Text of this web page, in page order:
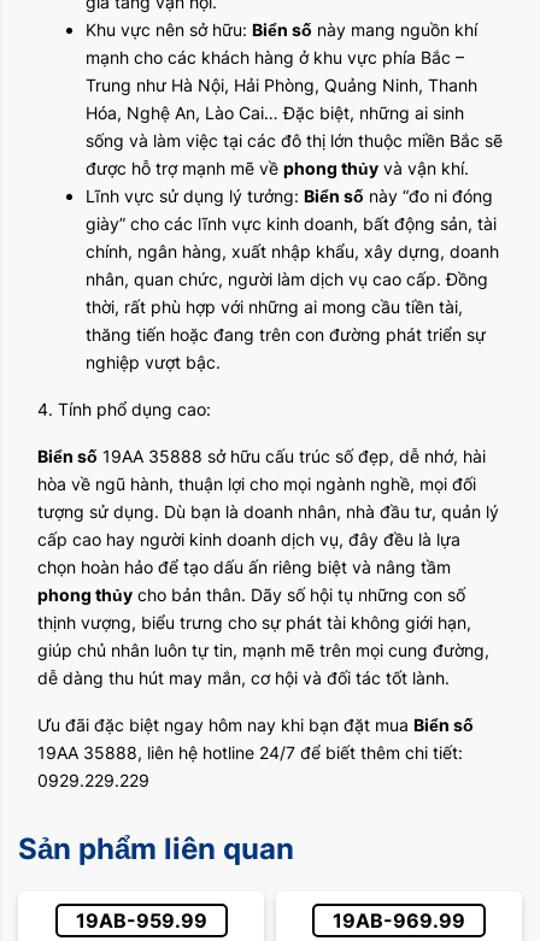
Khu vực nên sở hữu: Biển số này mang nguồn khí
mạnh cho các khách hàng ở khu vực phía Bắc –
Trung như Hà Nội, Hải Phòng, Quảng Ninh, Thanh
Hóa, Nghệ An, Lào Cai… Đặc biệt, những ai sinh
sống và làm việc tại các đô thị lớn thuộc miền Bắc sẽ
được hỗ trợ mạnh mẽ về phong thủy và vận khí.
Lĩnh vực sử dụng lý tưởng: Biển số này “đo ni đóng
giày” cho các lĩnh vực kinh doanh, bất động sản, tài
chính, ngân hàng, xuất nhập khẩu, xây dựng, doanh
nhân, quan chức, người làm dịch vụ cao cấp. Đồng
thời, rất phù hợp với những ai mong cầu tiền tài,
thăng tiến hoặc đang trên con đường phát triển sự
nghiệp vượt bậc.
4. Tính phổ dụng cao:
Biển số 19AA 35888 sở hữu cấu trúc số đẹp, dễ nhớ, hài
hòa về ngũ hành, thuận lợi cho mọi ngành nghề, mọi đối
tượng sử dụng. Dù bạn là doanh nhân, nhà đầu tư, quản lý
cấp cao hay người kinh doanh dịch vụ, đây đều là lựa
chọn hoàn hảo để tạo dấu ấn riêng biệt và nâng tầm
phong thủy cho bản thân. Dãy số hội tụ những con số
thịnh vượng, biểu trưng cho sự phát tài không giới hạn,
giúp chủ nhân luôn tự tin, mạnh mẽ trên mọi cung đường,
dễ dàng thu hút may mắn, cơ hội và đối tác tốt lành.
Ưu đãi đặc biệt ngay hôm nay khi bạn đặt mua Biển số
19AA 35888, liên hệ hotline 24/7 để biết thêm chi tiết:
0929.229.229
Sản phẩm liên quan
19AB-959.99 19AB-969.99